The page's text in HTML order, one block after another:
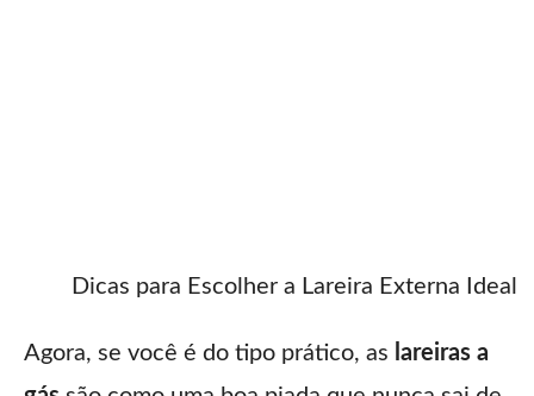
Dicas para Escolher a Lareira Externa Ideal
Agora, se você é do tipo prático, as lareiras a